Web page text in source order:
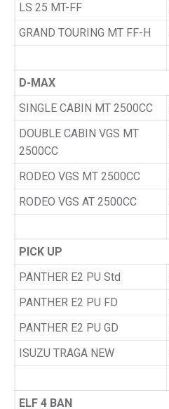
LS 25 MT-FF
GRAND TOURING MT FF-H
D-MAX
SINGLE CABIN MT 2500CC
DOUBLE CABIN VGS MT
2500CC
RODEO VGS MT 2500CC
RODEO VGS AT 2500CC
PICK UP
PANTHER E2 PU Std
PANTHER E2 PU FD
PANTHER E2 PU GD
ISUZU TRAGA NEW
ELF 4 BAN